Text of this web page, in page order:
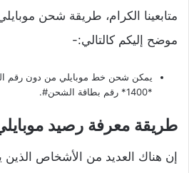
متابعينا الكرام، طريقة شحن
موضح إليكم كالتالي:-
يمكن شحن خط موبايلي من دون رقم
*1400* رقم بطاقة الشحن#.
طريقة معرفة رصيد
إن هناك العديد من الأشخاص